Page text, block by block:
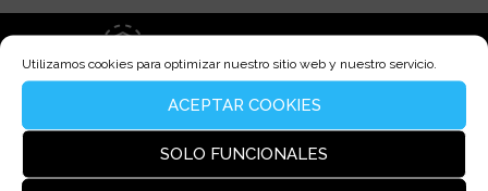
Utilizamos cookies para optimizar nuestro sitio web y nuestro servicio.
ACEPTAR COOKIES
SOLO FUNCIONALES